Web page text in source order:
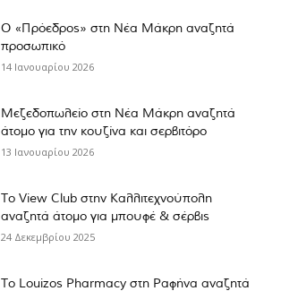
Ο «Πρόεδρος» στη Νέα Μάκρη αναζητά
προσωπικό
14 Ιανουαρίου 2026
Μεζεδοπωλείο στη Νέα Μάκρη αναζητά
άτομο για την κουζίνα και σερβιτόρο
13 Ιανουαρίου 2026
Το View Club στην Καλλιτεχνούπολη
αναζητά άτομο για μπουφέ & σέρβις
24 Δεκεμβρίου 2025
Το Louizos Pharmacy στη Ραφήνα αναζητά